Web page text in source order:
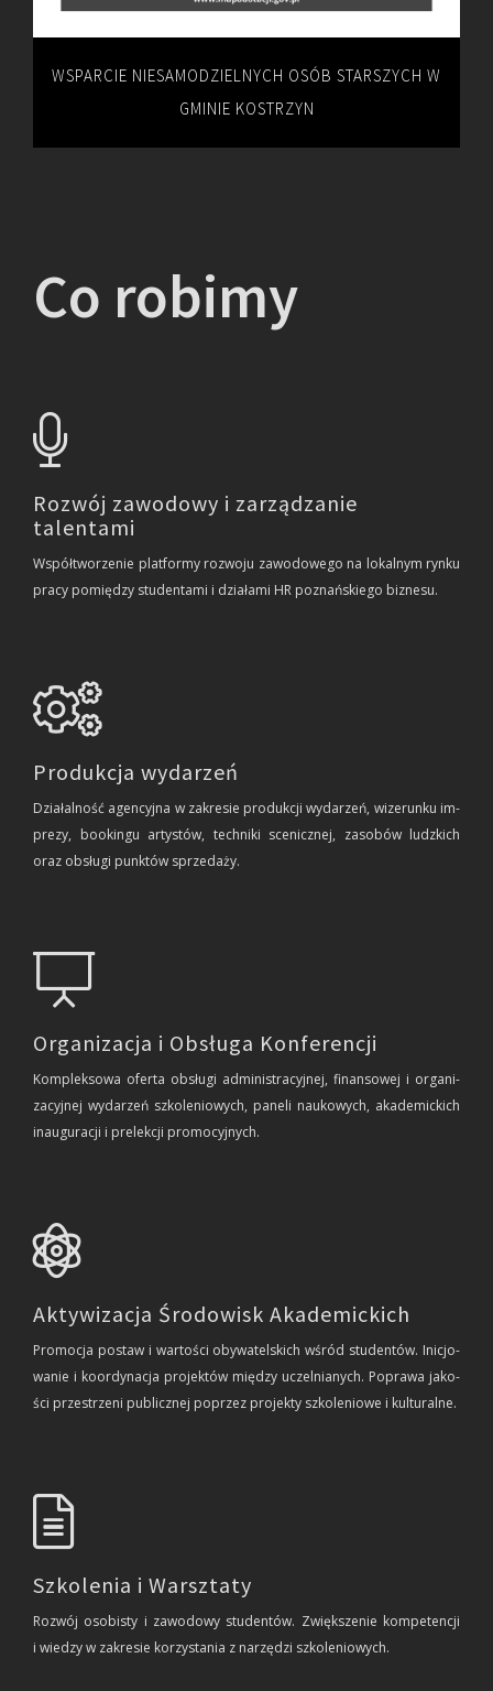
WSPARCIE NIESAMODZIELNYCH OSÓB STARSZYCH W
GMINIE KOSTRZYN
Co robimy
Rozwój zawodowy i zarządzanie
talentami
Współ­two­rze­nie plat­for­my roz­wo­ju za­wo­do­we­go na lo­kal­nym rynku
pracy po­mię­dzy stu­den­ta­mi i dzia­ła­mi HR po­znań­skie­go biz­ne­su.
Produkcja wydarzeń
Dzia­łal­ność agen­cyj­na w za­kre­sie pro­duk­cji wy­da­rzeń, wi­ze­run­ku im­
pre­zy, bo­okin­gu ar­ty­stów, tech­ni­ki sce­nicz­nej, za­so­bów ludz­kich
oraz ob­słu­gi punk­tów sprze­da­ży.
Organizacja i Obsługa Konferencji
Kom­plek­so­wa ofer­ta ob­słu­gi ad­mi­ni­stra­cyj­nej, fi­nan­so­wej i or­ga­ni­
za­cyj­nej wy­da­rzeń szko­le­nio­wych, pa­ne­li na­uko­wych, aka­de­mic­kich
in­au­gu­ra­cji i pre­lek­cji pro­mo­cyj­nych.
Aktywizacja Środowisk Akademickich
Pro­mo­cja po­staw i war­to­ści oby­wa­tel­skich wśród stu­den­tów. Ini­cjo­
wa­nie i ko­or­dy­na­cja pro­jek­tów mię­dzy uczel­nia­nych. Po­pra­wa ja­ko­
ści prze­strze­ni pu­blicz­nej po­przez pro­jek­ty szko­le­nio­we i kul­tu­ral­ne.
Szkolenia i Warsztaty
Roz­wój oso­bi­sty i za­wo­do­wy stu­den­tów. Zwięk­sze­nie kom­pe­ten­cji
i wie­dzy w za­kre­sie ko­rzy­sta­nia z na­rzę­dzi szko­le­nio­wych.